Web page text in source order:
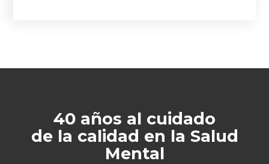
40 años al cuidado
de la calidad en la Salud
Mental